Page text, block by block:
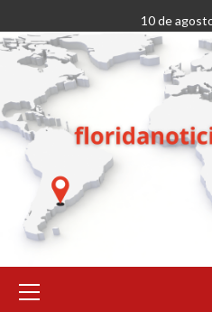
al
contenido
10 de
primario